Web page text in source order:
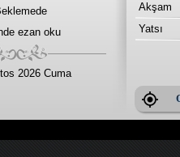
ezan oku
2026 Cuma
Akşam
Yatsı